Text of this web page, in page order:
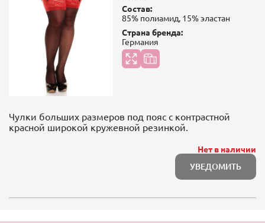
Состав:
85% полиамид, 15% эластан
Страна бренда:
Германия
Чулки больших размеров под пояс с контрастной
красной широкой кружевной резинкой.
Нет в наличии
УВЕДОМИТЬ